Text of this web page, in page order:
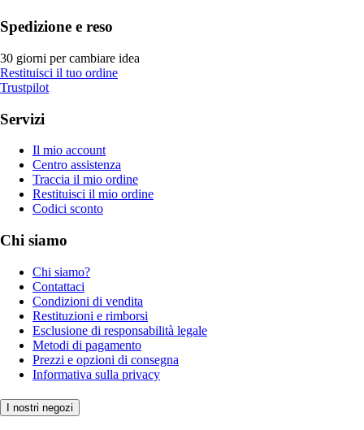
Spedizione e reso
30 giorni per cambiare idea
Restituisci il tuo ordine
Trustpilot
Servizi
Il mio account
Centro assistenza
Traccia il mio ordine
Restituisci il mio ordine
Codici sconto
Chi siamo
Chi siamo?
Contattaci
Condizioni di vendita
Restituzioni e rimborsi
Esclusione di responsabilità legale
Metodi di pagamento
Prezzi e opzioni di consegna
Informativa sulla privacy
I nostri negozi